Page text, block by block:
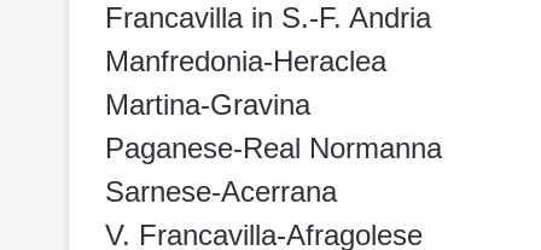
Francavilla in S.-F. Andria
Manfredonia-Heraclea
Martina-Gravina
Paganese-Real Normanna
Sarnese-Acerrana
V. Francavilla-Afragolese